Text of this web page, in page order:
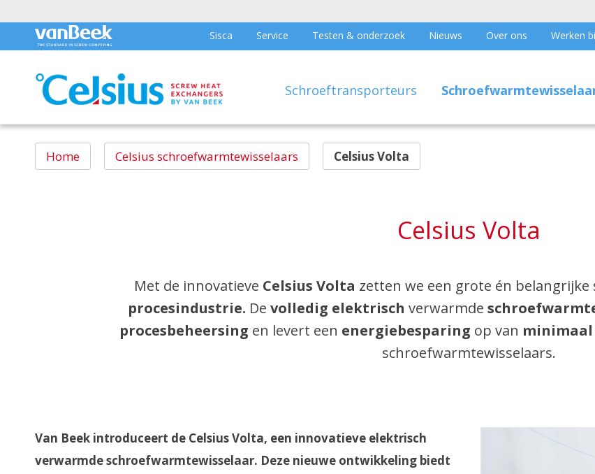
Sisca Service Testen & onderzoek Nieuws Over ons Werken
Schroeftransporteurs
Home Celsius schroefwarmtewisselaars Celsius Volta
Celsius Volta
Met de innovatieve Celsius Volta zetten we een grote én belangrijke
procesindustrie. De volledig elektrisch verwarmde
procesbeheersing en levert een energiebesparing op van minimaal
schroefwarmtewisselaars.
Van Beek introduceert de Celsius Volta, een innovatieve elektrisch
verwarmde schroefwarmtewisselaar. Deze nieuwe ontwikkeling biedt